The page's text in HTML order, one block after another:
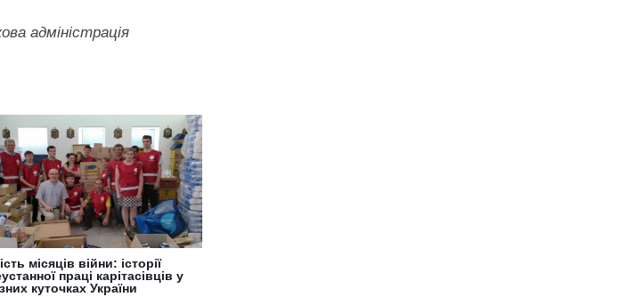
адміністрація
місяців війни: історії
праці карітасівців у
куточках України